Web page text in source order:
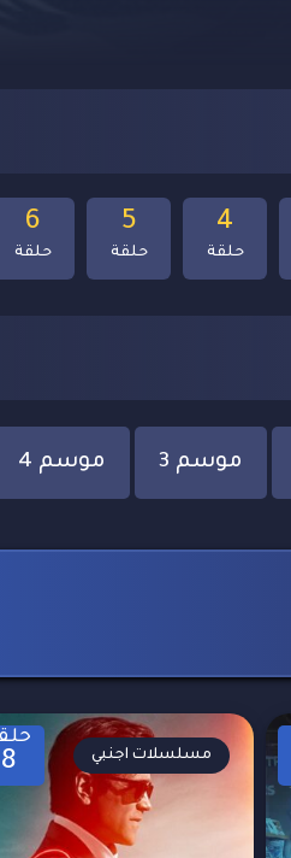
6
حلقة
5
حلقة
4
حلقة
موسم 3 موسم 4
8 مسلسلات اجنبي